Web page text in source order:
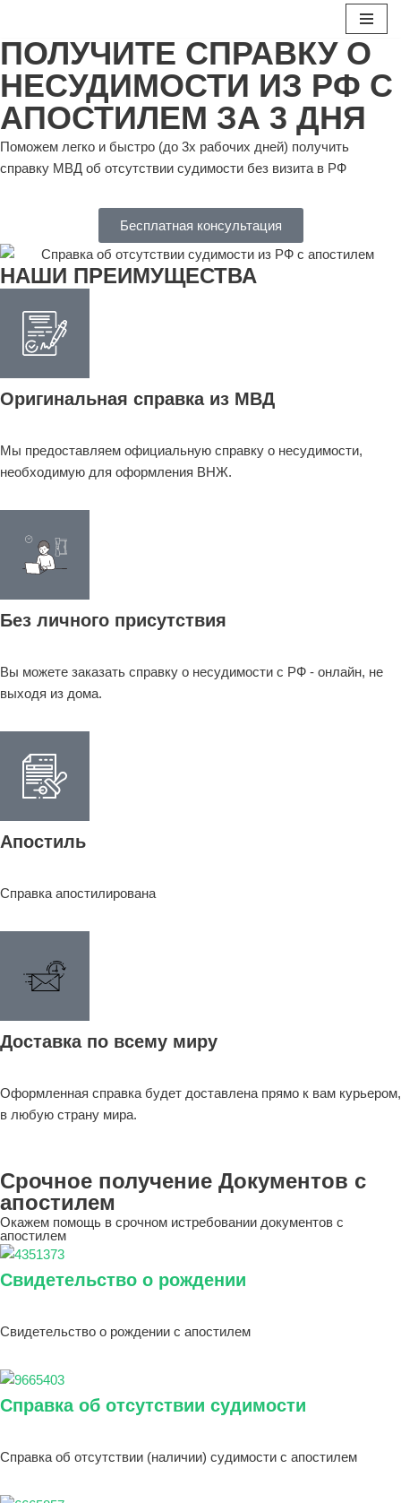
Перейти
к
содержимому
ПОЛУЧИТЕ СПРАВКУ О
НЕСУДИМОСТИ ИЗ РФ С
АПОСТИЛЕМ ЗА 3 ДНЯ
Поможем легко и быстро (до 3х рабочих дней) получить
справку МВД об отсутствии судимости без визита в РФ
Бесплатная консультация
НАШИ ПРЕИМУЩЕСТВА
Оригинальная справка из МВД
Мы предоставляем официальную справку о несудимости,
необходимую для оформления ВНЖ.
Без личного присутствия
Вы можете заказать справку о несудимости с РФ - онлайн, не
выходя из дома.
Апостиль
Справка апостилирована
Доставка по всему миру
Оформленная справка будет доставлена прямо к вам курьером,
в любую страну мира.
Срочное получение Документов с
апостилем
Окажем помощь в срочном истребовании документов с
апостилем
Свидетельство о рождении
Свидетельство о рождении с апостилем
Справка об отсутствии судимости
Справка об отсутствии (наличии) судимости с апостилем